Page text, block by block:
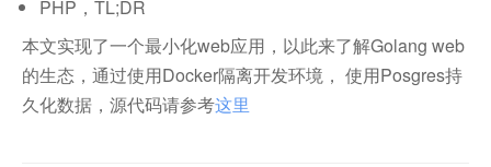
PHP，TL;DR
本文实现了一个最小化web应用，以此来了解Golang web
的生态，通过使用Docker隔离开发环境， 使用Posgres持
久化数据，源代码请参考这里